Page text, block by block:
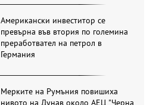
Американски инвеститор се
превърна във втория по големина
преработвател на петрол в
Германия
Мерките на Румъния повишиха
нивото на Дунав около АЕЦ "Черна